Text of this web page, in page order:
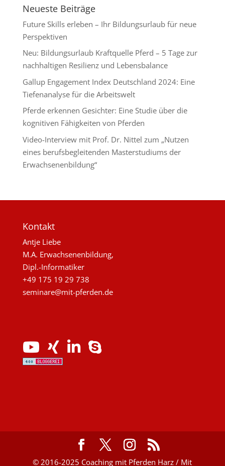
Neueste Beiträge
Future Skills erleben – Ihr Bildungsurlaub für neue
Perspektiven
Neu: Bildungsurlaub Kraftquelle Pferd – 5 Tage zur
nachhaltigen Resilienz und Lebensbalance
Gallup Engagement Index Deutschland 2024: Eine
Tiefenanalyse für die Arbeitswelt
Pferde erkennen Gesichter: Eine Studie über die
kognitiven Fähigkeiten von Pferden
Video-Interview mit Prof. Dr. Nittel zum „Nutzen
eines berufsbegleitenden Masterstudiums der
Erwachsenenbildung“
Kontakt
Antje Liebe
M.A. Erwachsenenbildung,
Dipl.-Informatiker
+49 175 19 29 738
seminare@mit-pferden.de
© 2016-2025 Coaching mit Pferden Harz / Mit